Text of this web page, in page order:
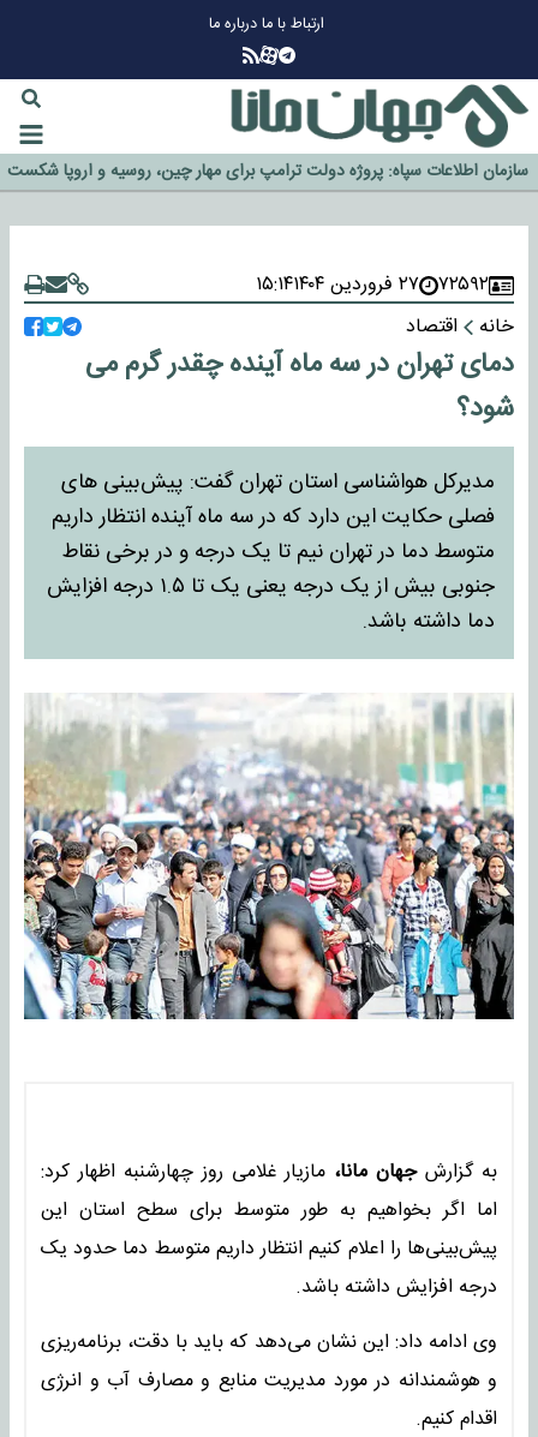
ارتباط با مادرباره ما
گزینه جدایی اوسمار روی میز مدیران پرسپولیس
آیا رئیس جمهور آمریکا قانون را دور می‌زند؟
اخراج رسمی چهره نامدار از پرسپولیس
سازمان اطلاعات سپاه: پروژه دولت ترامپ برای مهار چین، روسیه و اروپا شکست
خورد
۷۲۵۹۲ ۲۷ فروردین ۱۴۰۴
۱۵:۱۴
خانه
اقتصاد
دمای تهران در سه ماه آینده چقدر گرم می
شود؟
مدیرکل هواشناسی استان تهران گفت: پیش‌بینی های
فصلی حکایت این دارد که در سه ماه آینده انتظار داریم
متوسط دما در تهران نیم تا یک درجه و در برخی نقاط
جنوبی بیش از یک درجه یعنی یک تا ۱.۵ درجه افزایش
دما داشته باشد.
به گزارشجهان مانا، مازیار غلامی روز چهارشنبه اظهار کرد:
اما اگر بخواهیم به طور متوسط برای سطح استان این
پیش‌بینی‌ها را اعلام کنیم انتظار داریم متوسط دما حدود یک
درجه افزایش داشته باشد.
وی ادامه داد: این نشان می‌دهد که باید با دقت، برنامه‌ریزی
و هوشمندانه در مورد مدیریت منابع و مصارف آب و انرژی
اقدام کنیم.